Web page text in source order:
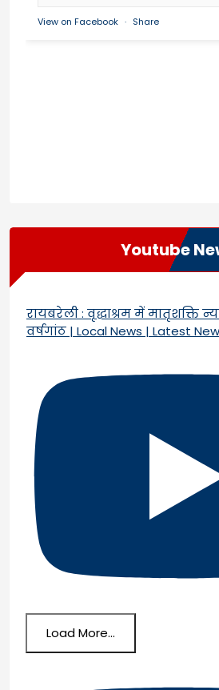
View on Facebook · Share
Youtube
रायबरेली : वृद्धाश्रम में मातृशक्ति
वर्षगांठ | Local News | Latest
Load More...